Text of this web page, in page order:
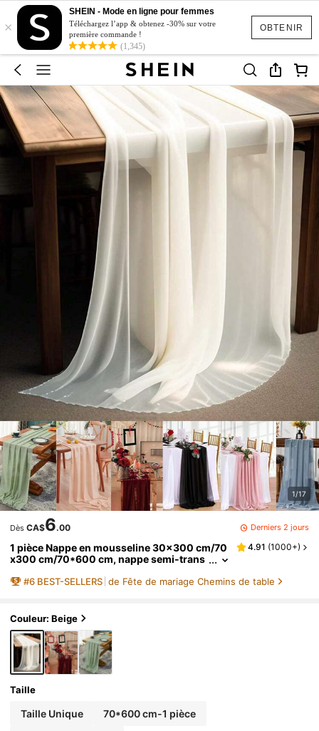
OBTENIR
×
SHEIN - Mode en ligne pour femmes
Téléchargez l’app & obtenez -30% sur votre
première commande !
(1,345)
1/17
Dès CA$6.00 Derniers 2 jours
1 pièce Nappe en mousseline 30x300 cm/70
x300 cm/70*600 cm, nappe semi-trans
ête de la mariée, anniversaire, décoration de
4.91 (1000+)
#6 BEST-SELLERS de Fête de mariage Chemins de table
Couleur: Beige
Taille
Taille Unique 70*600 cm-1 pièce